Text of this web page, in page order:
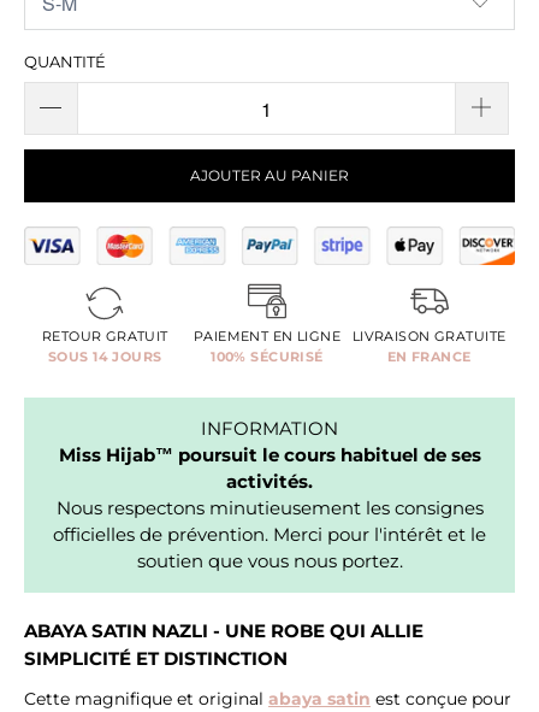
QUANTITÉ
AJOUTER AU PANIER
RETOUR GRATUIT
SOUS 14 JOURS
PAIEMENT EN LIGNE
100% SÉCURISÉ
LIVRAISON GRATUITE
EN FRANCE
INFORMATION
Miss Hijab™ poursuit le cours habituel de ses
activités.
Nous respectons minutieusement les consignes
officielles de prévention. Merci pour l'intérêt et le
soutien que vous nous portez.
ABAYA SATIN NAZLI - UNE ROBE QUI ALLIE
SIMPLICITÉ ET DISTINCTION
Cette magnifique et original abaya satin est conçue pour